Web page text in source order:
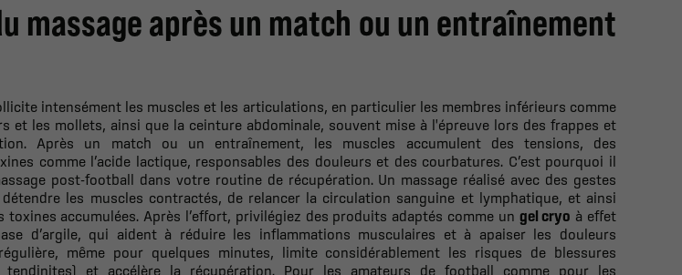
massage après un match ou un entraînement
intensément les muscles et les articulations, en particulier les membres inférieurs comme
et les mollets, ainsi que la ceinture abdominale, souvent mise à l'épreuve lors des frappes et
Après un match ou un entraînement, les muscles accumulent des tensions, des
comme l’acide lactique, responsables des douleurs et des courbatures. C’est pourquoi il
post-football dans votre routine de récupération. Un massage réalisé avec des gestes
les muscles contractés, de relancer la circulation sanguine et lymphatique, et ainsi
toxines accumulées. Après l’effort, privilégiez des produits adaptés comme un gel cryo à effet
d’argile, qui aident à réduire les inflammations musculaires et à apaiser les douleurs
même pour quelques minutes, limite considérablement les risques de blessures
tendinites) et accélère la récupération. Pour les amateurs de football comme pour les